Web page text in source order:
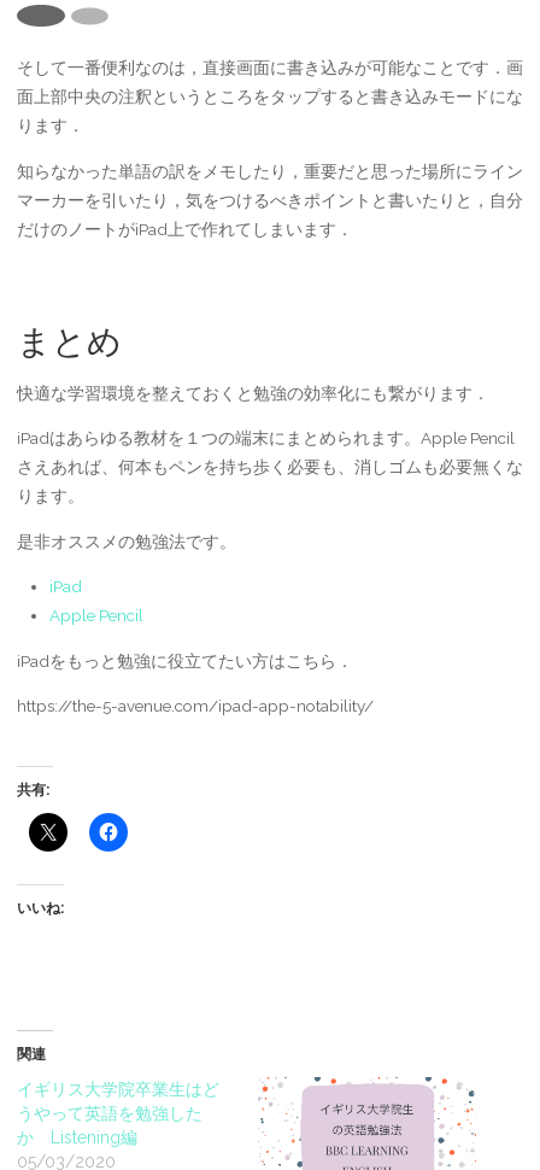
そして一番便利なのは，直接画面に書き込みが可能なことです．画
面上部中央の注釈というところをタップすると書き込みモードにな
ります．
知らなかった単語の訳をメモしたり，重要だと思った場所にライン
マーカーを引いたり，気をつけるべきポイントと書いたりと，自分
だけのノートがiPad上で作れてしまいます．
まとめ
快適な学習環境を整えておくと勉強の効率化にも繋がります．
iPadはあらゆる教材を１つの端末にまとめられます。Apple Pencil
さえあれば、何本もペンを持ち歩く必要も、消しゴムも必要無くな
ります。
是非オススメの勉強法です。
iPad
Apple Pencil
iPadをもっと勉強に役立てたい方はこちら．
https://the-5-avenue.com/ipad-app-notability/
共有:
いいね:
関連
イギリス大学院卒業生はど
うやって英語を勉強した
か Listening編
05/03/2020